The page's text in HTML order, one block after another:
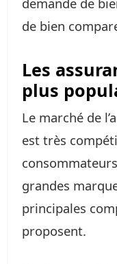
de bien
Les
plus
Le marché de
est très
grandes
principales
proposent.